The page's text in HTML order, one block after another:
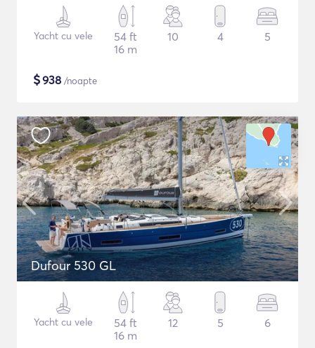
Yacht cu vele
54 ft
16 m
10 4 5
$938 /noapte
Dufour 530 GL
Yacht cu vele
54 ft
16 m
12 5 6